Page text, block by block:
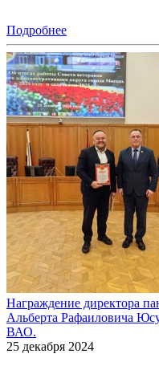
Подробнее
Награждение директора
Альберта Рафаиловича
ВАО.
25 декабря 2024